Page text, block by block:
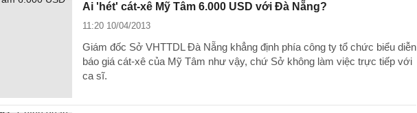
Ai 'hét' cát-xê Mỹ Tâm 6.000 USD với Đà Nẵng?
11:20 10/04/2013
Giám đốc Sở VHTTDL Đà Nẵng khẳng định phía công ty tổ chức biểu diễn
báo giá cát-xê của Mỹ Tâm như vậy, chứ Sở không làm việc trực tiếp với
ca sĩ.